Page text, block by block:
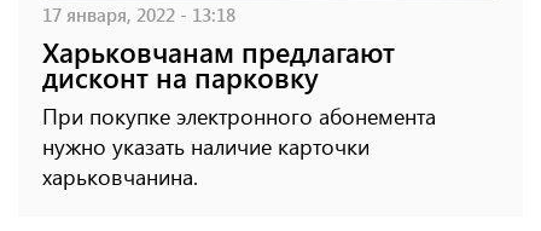
17 января, 2022 - 13:18
Харьковчанам предлагают
дисконт на парковку
При покупке электронного абонемента
нужно указать наличие карточки
харьковчанина.